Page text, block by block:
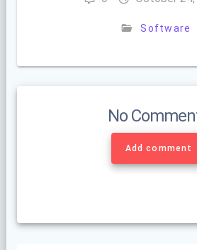
Software
No
Add comment